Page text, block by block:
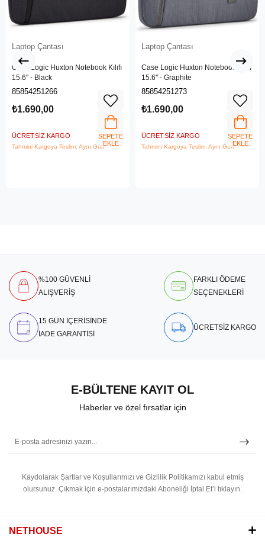
Laptop Çantası
Case Logic Huxton Notebook Kılıfı
15.6'' - Black
85854251266
₺1.690,00
ÜCRETSIZ KARGO
Tahmini Kargoya Teslim: Aynı Gün
SEPETE
EKLE
Laptop Çantası
Case Logic Huxton Notebook Kılıfı
15.6'' - Graphite
85854251273
₺1.690,00
ÜCRETSIZ KARGO
Tahmini Kargoya Teslim: Aynı Gün
SEPETE
EKLE
%100 GÜVENLİ
ALIŞVERİŞ
FARKLI ÖDEME
SEÇENEKLERİ
15 GÜN İÇERİSİNDE
İADE GARANTİSİ
ÜCRETSİZ KARGO
E-BÜLTENE KAYIT OL
Haberler ve özel fırsatlar için
Kaydolarak Şartlar ve Koşullarımızı ve Gizlilik Politikamızı kabul etmiş
olursunuz. Çıkmak için e-postalarımızdaki Aboneliği İptal Et’i tıklayın.
NETHOUSE